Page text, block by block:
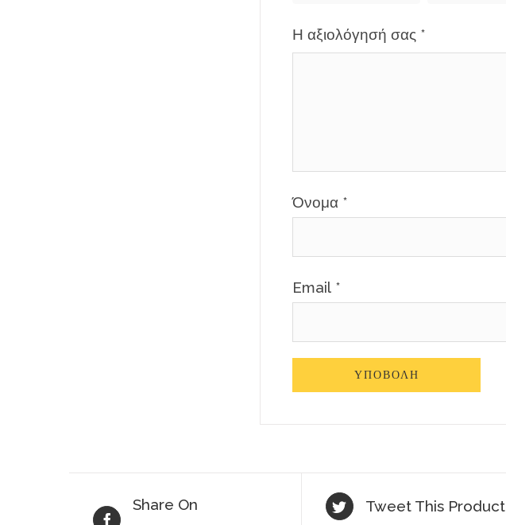
Η αξιολόγησή σας *
Όνομα *
Email *
Share On
Tweet This Product